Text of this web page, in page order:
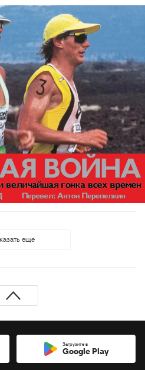
еще
Загрузите в
Google Play